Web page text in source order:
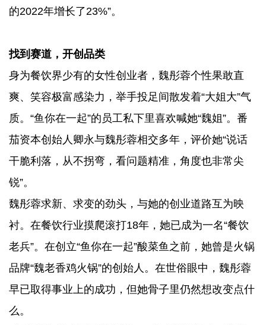
的2022年增长了23%”。
找到赛道，开创品类
身为餐饮界少有的女性创业者，魏彤蓉个性果敢直
爽、笑容极富感染力，举手投足间散发着“大姐大”气
质。“鱼你在一起”的员工私下里喜欢喊她“魏姐”。番
茄资本创始人卿永与魏彤蓉相交多年，评价她“说话
干脆利落，从不拐弯，看问题精准，角度也非常尖
锐”。
魏彤蓉求新、求变的劲头，与她的创业道路互为映
衬。在餐饮行业摸爬滚打18年，她已成为一名“餐饮
老兵”。在创立“鱼你在一起”酸菜鱼之前，她曾是火锅
品牌“魏老香鸡火锅”的创始人。在世俗眼中，魏彤蓉
早已取得事业上的成功，但她骨子里仍然想改变点什
么。